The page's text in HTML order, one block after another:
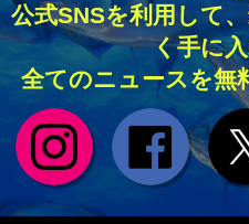
公式SNSを利用して
く手に
全てのニュースを無